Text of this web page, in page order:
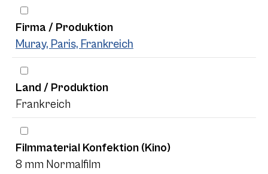
Firma / Produktion
Muray, Paris, Frankreich
Land / Produktion
Frankreich
Filmmaterial Konfektion (Kino)
8 mm Normalfilm